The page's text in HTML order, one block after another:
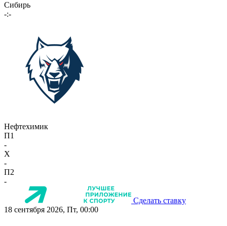
Сибирь
-:-
Нефтехимик
П1
-
X
-
П2
-
Сделать ставку
18 сентября 2026, Пт, 00:00